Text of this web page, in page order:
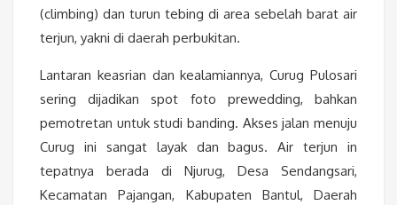
(climbing) dan turun tebing di area sebelah barat air
terjun, yakni di daerah perbukitan.
Lantaran keasrian dan kealamiannya, Curug Pulosari
sering dijadikan spot foto prewedding, bahkan
pemotretan untuk studi banding. Akses jalan menuju
Curug ini sangat layak dan bagus. Air terjun in
tepatnya berada di Njurug, Desa Sendangsari,
Kecamatan Pajangan, Kabupaten Bantul, Daerah